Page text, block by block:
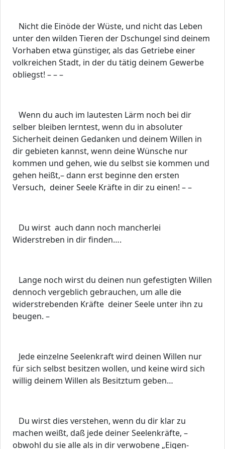
Nicht die Einöde der Wüste, und nicht das Leben
unter den wilden Tieren der Dschungel sind deinem
Vorhaben etwa günstiger, als das Getriebe einer
volkreichen Stadt, in der du tätig deinem Gewerbe
obliegst! – – –
Wenn du auch im lautesten Lärm noch bei dir
selber bleiben lerntest, wenn du in absoluter
Sicherheit deinen Gedanken und deinem Willen in
dir gebieten kannst, wenn deine Wünsche nur
kommen und gehen, wie du selbst sie kommen und
gehen heißt,– dann erst beginne den ersten
Versuch, deiner Seele Kräfte in dir zu einen! – –
Du wirst auch dann noch mancherlei
Widerstreben in dir finden….
Lange noch wirst du deinen nun gefestigten Willen
dennoch vergeblich gebrauchen, um alle die
widerstrebenden Kräfte deiner Seele unter ihn zu
beugen. –
Jede einzelne Seelenkraft wird deinen Willen nur
für sich selbst besitzen wollen, und keine wird sich
willig deinem Willen als Besitztum geben…
Du wirst dies verstehen, wenn du dir klar zu
machen weißt, daß jede deiner Seelenkräfte, –
obwohl du sie alle als in dir verwobene „Eigen-